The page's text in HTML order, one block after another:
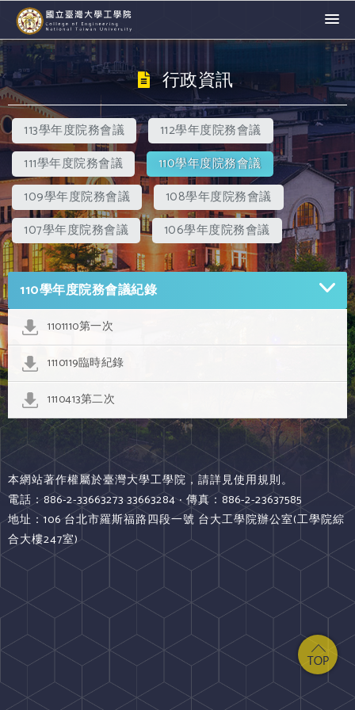
行政資訊
113學年度院務會議
112學年度院務會議
111學年度院務會議
110學年度院務會議
109學年度院務會議
108學年度院務會議
107學年度院務會議
106學年度院務會議
110學年度院務會議紀錄
1101110第一次
1110119臨時紀錄
1110413第二次
本網站著作權屬於臺灣大學工學院，請詳見使用規則。
電話：886-2-33663273 33663284 ‧ 傳真：886-2-23637585
地址：106 台北市羅斯福路四段一號 台大工學院辦公室(工學院綜
合大樓247室)